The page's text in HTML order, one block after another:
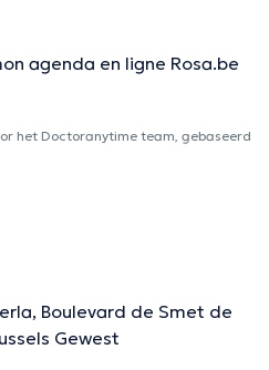
agenda en ligne Rosa.be
het Doctoranytime team, gebaseerd
Boulevard de Smet de
Gewest